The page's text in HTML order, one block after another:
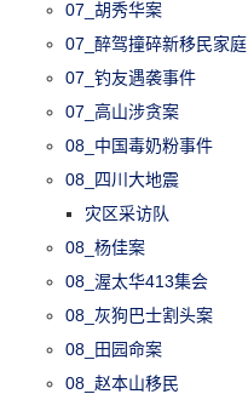
07_胡秀华案
07_醉驾撞碎新移民家庭
07_钓友遇袭事件
07_高山涉贪案
08_中国毒奶粉事件
08_四川大地震
灾区采访队
08_杨佳案
08_渥太华413集会
08_灰狗巴士割头案
08_田园命案
08_赵本山移民